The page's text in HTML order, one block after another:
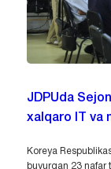
JDPUda
xalqaro IT va
Koreya
buyurgan 23 nafar